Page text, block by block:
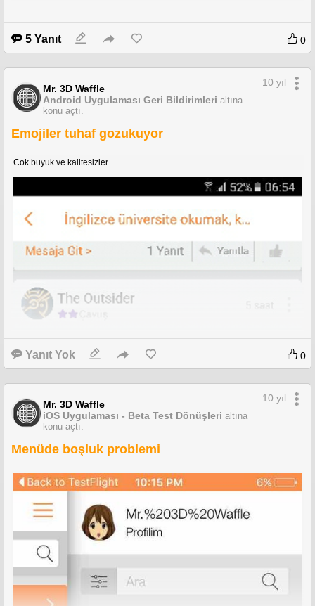
5 Yanıt 0
Mr. 3D Waffle
Android Uygulaması Geri Bildirimleri altına
konu açtı.
10 yıl
Emojiler tuhaf gozukuyor
Cok buyuk ve kalitesizler.
Yanıt Yok 0
Mr. 3D Waffle
iOS Uygulaması - Beta Test Dönüşleri altına
konu açtı.
10 yıl
Menüde boşluk problemi